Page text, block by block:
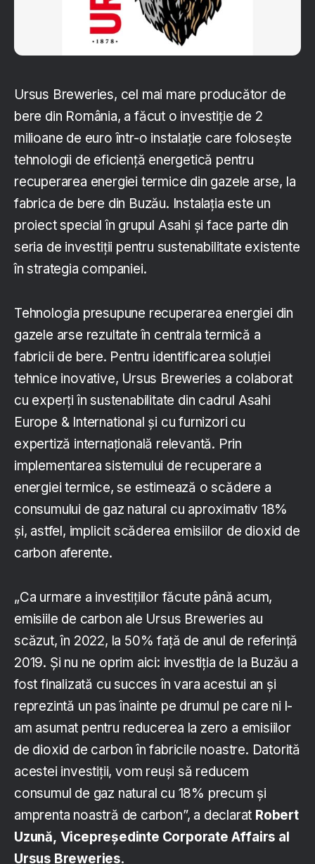
Ursus Breweries, cel mai mare producător de
bere din România, a făcut o investiție de 2
milioane de euro într-o instalație care folosește
tehnologii de eficiență energetică pentru
recuperarea energiei termice din gazele arse, la
fabrica de bere din Buzău. Instalația este un
proiect special în grupul Asahi și face parte din
seria de investiții pentru sustenabilitate existente
în strategia companiei.
Tehnologia presupune recuperarea energiei din
gazele arse rezultate în centrala termică a
fabricii de bere. Pentru identificarea soluției
tehnice inovative, Ursus Breweries a colaborat
cu experți în sustenabilitate din cadrul Asahi
Europe & International și cu furnizori cu
expertiză internațională relevantă. Prin
implementarea sistemului de recuperare a
energiei termice, se estimează o scădere a
consumului de gaz natural cu aproximativ 18%
și, astfel, implicit scăderea emisiilor de dioxid de
carbon aferente.
„Ca urmare a investițiilor făcute până acum,
emisiile de carbon ale Ursus Breweries au
scăzut, în 2022, la 50% față de anul de referință
2019. Și nu ne oprim aici: investiția de la Buzău a
fost finalizată cu succes în vara acestui an și
reprezintă un pas înainte pe drumul pe care ni l-
am asumat pentru reducerea la zero a emisiilor
de dioxid de carbon în fabricile noastre. Datorită
acestei investiții, vom reuși să reducem
consumul de gaz natural cu 18% precum și
amprenta noastră de carbon”, a declarat Robert
Uzună, Vicepreşedinte Corporate Affairs al
Ursus Breweries.